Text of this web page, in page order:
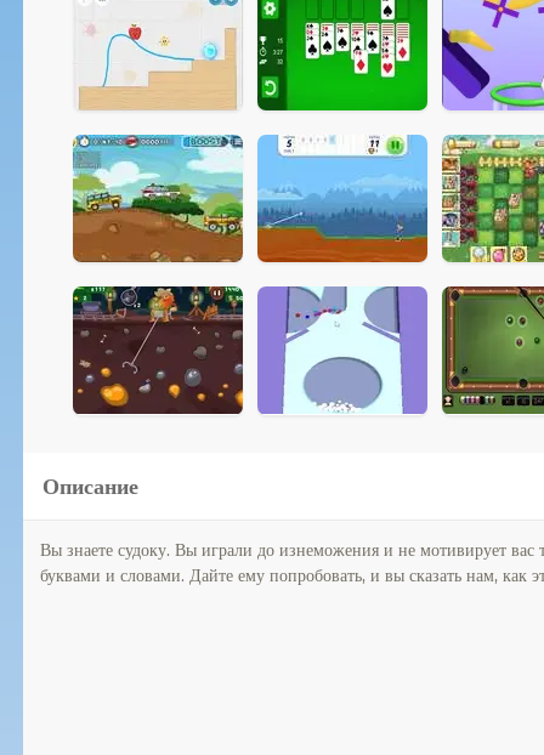
Описание
Вы знаете судоку. Вы играли до изнеможения и не мотивирует
буквами и словами. Дайте ему попробовать, и вы сказать нам, как